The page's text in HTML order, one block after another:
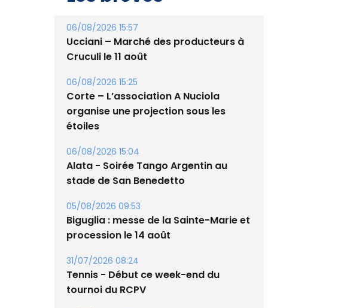
06/08/2026 15:57
Ucciani – Marché des producteurs à
Cruculi le 11 août
06/08/2026 15:25
Corte – L’association A Nuciola
organise une projection sous les
étoiles
06/08/2026 15:04
Alata - Soirée Tango Argentin au
stade de San Benedetto
05/08/2026 09:53
Biguglia : messe de la Sainte-Marie et
procession le 14 août
31/07/2026 08:24
Tennis - Début ce week-end du
tournoi du RCPV